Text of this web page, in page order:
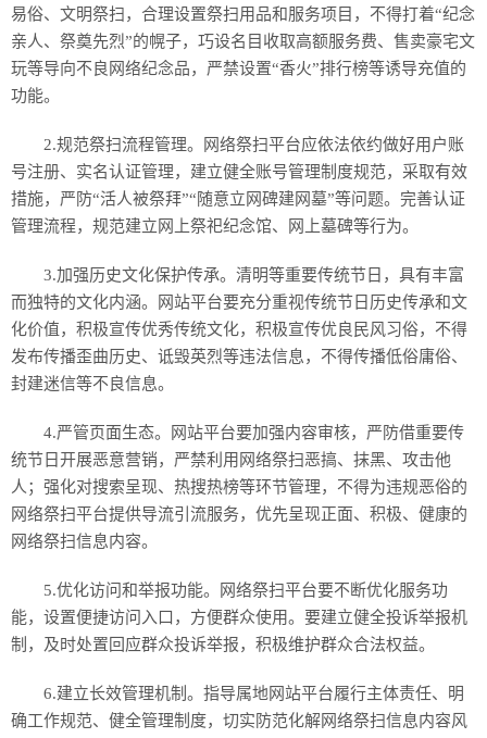
易俗、文明祭扫，合理设置祭扫用品和服务项目，不得打着“纪念
亲人、祭奠先烈”的幌子，巧设名目收取高额服务费、售卖豪宅文
玩等导向不良网络纪念品，严禁设置“香火”排行榜等诱导充值的
功能。
2.规范祭扫流程管理。网络祭扫平台应依法依约做好用户账
号注册、实名认证管理，建立健全账号管理制度规范，采取有效
措施，严防“活人被祭拜”“随意立网碑建网墓”等问题。完善认证
管理流程，规范建立网上祭祀纪念馆、网上墓碑等行为。
3.加强历史文化保护传承。清明等重要传统节日，具有丰富
而独特的文化内涵。网站平台要充分重视传统节日历史传承和文
化价值，积极宣传优秀传统文化，积极宣传优良民风习俗，不得
发布传播歪曲历史、诋毁英烈等违法信息，不得传播低俗庸俗、
封建迷信等不良信息。
4.严管页面生态。网站平台要加强内容审核，严防借重要传
统节日开展恶意营销，严禁利用网络祭扫恶搞、抹黑、攻击他
人；强化对搜索呈现、热搜热榜等环节管理，不得为违规恶俗的
网络祭扫平台提供导流引流服务，优先呈现正面、积极、健康的
网络祭扫信息内容。
5.优化访问和举报功能。网络祭扫平台要不断优化服务功
能，设置便捷访问入口，方便群众使用。要建立健全投诉举报机
制，及时处置回应群众投诉举报，积极维护群众合法权益。
6.建立长效管理机制。指导属地网站平台履行主体责任、明
确工作规范、健全管理制度，切实防范化解网络祭扫信息内容风